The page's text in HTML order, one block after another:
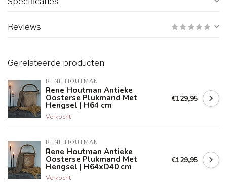
Reviews
Gerelateerde producten
RENE HOUTMAN
Rene Houtman Antieke
Oosterse Plukmand Met
Hengsel | H64 cm
Verkocht
€129,95
RENE HOUTMAN
Rene Houtman Antieke
Oosterse Plukmand Met
Hengsel | H64xD40 cm
Verkocht
€129,95